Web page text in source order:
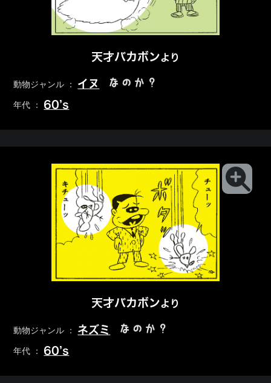
天才バカボンより
動物ジャンル ： イヌ なのか？
年代 ： 60’s
天才バカボンより
動物ジャンル ： ネズミ なのか？
年代 ： 60’s